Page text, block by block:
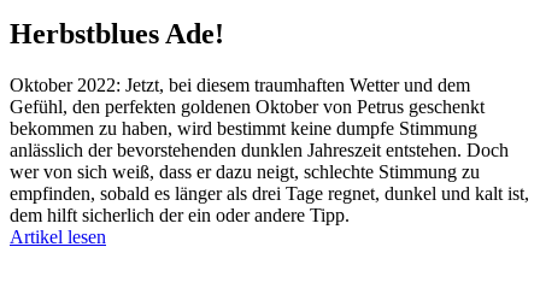
Herbstblues Ade!
Oktober 2022: Jetzt, bei diesem traumhaften Wetter und dem
Gefühl, den perfekten goldenen Oktober von Petrus geschenkt
bekommen zu haben, wird bestimmt keine dumpfe Stimmung
anlässlich der bevorstehenden dunklen Jahreszeit entstehen. Doch
wer von sich weiß, dass er dazu neigt, schlechte Stimmung zu
empfinden, sobald es länger als drei Tage regnet, dunkel und kalt ist,
dem hilft sicherlich der ein oder andere Tipp.
Artikel lesen